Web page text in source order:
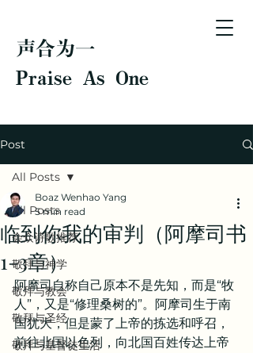
声合为一
Praise As One
Post
All Posts
会众诗歌推荐
敬拜与神学
敬拜与教会
敬拜与圣经
敬拜与基督徒生活
All Posts
临到你我的审判（阿摩司书
1-3章）
Boaz Wenhao Yang
5 min read
阿摩司自称自己原本不是先知，而是“牧
人”，又是“修理桑树的”。阿摩司生于南
国犹大，但是蒙了上帝的拣选和呼召，
前往北国以色列，向北国百姓传达上帝